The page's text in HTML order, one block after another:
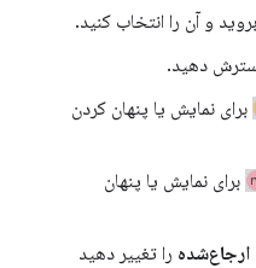
و آن را انتخاب کنید.
دهید.
برای نمایش یا پنهان کردن
برای نمایش یا پنهان
را تغییر دهید